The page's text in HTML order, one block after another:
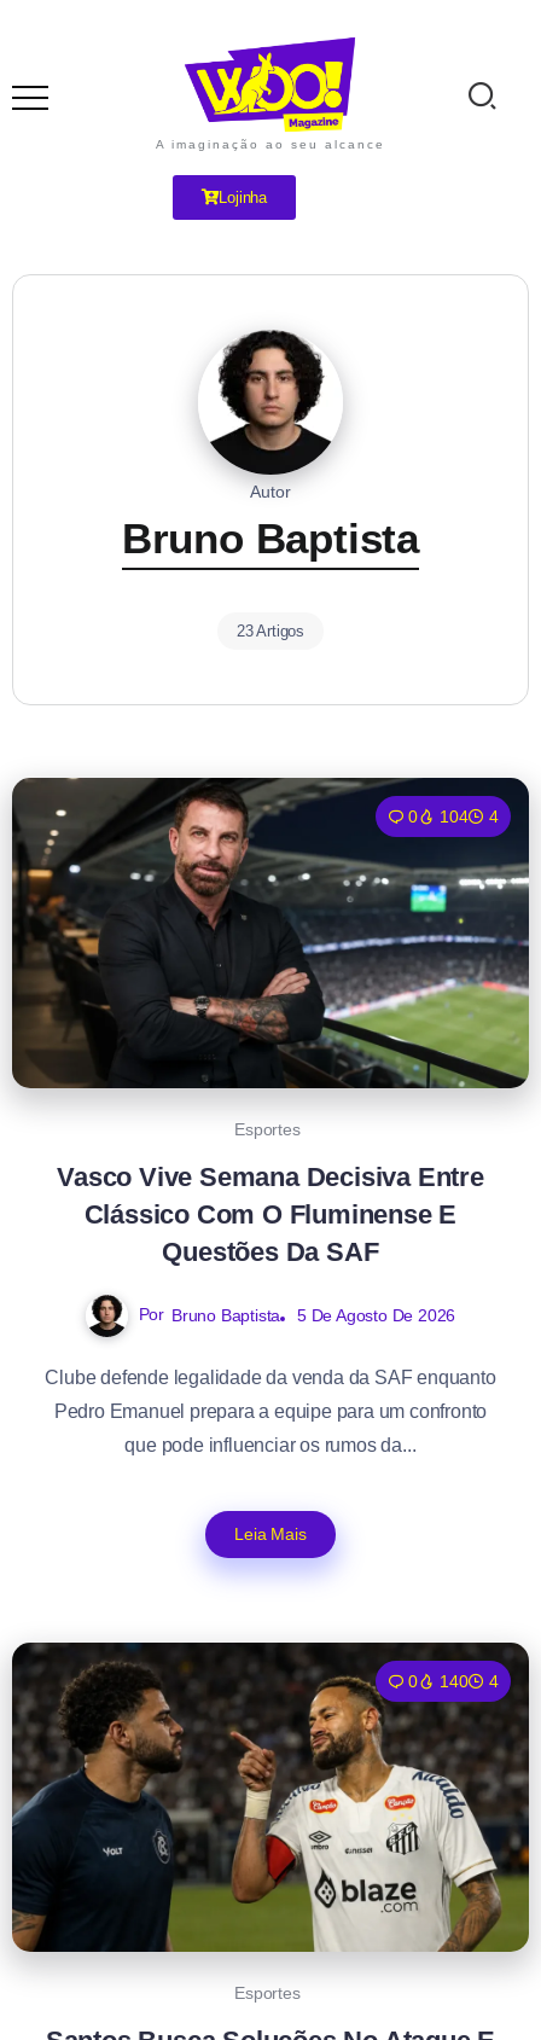
A imaginação ao seu alcance
Lojinha
Autor
Bruno Baptista
23 Artigos
0 104 4
Esportes
Vasco Vive Semana Decisiva Entre
Clássico Com O Fluminense E
Questões Da SAF
Por Bruno Baptista 5 De Agosto De 2026
Clube defende legalidade da venda da SAF enquanto
Pedro Emanuel prepara a equipe para um confronto
que pode influenciar os rumos da...
Leia Mais
0 140 4
Esportes